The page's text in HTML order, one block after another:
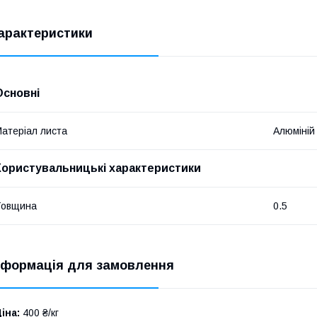
листа Алюміній
характеристики
0.5
для замовлення
400 ₴/кг